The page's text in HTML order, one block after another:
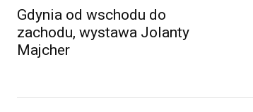
Gdynia od wschodu do
zachodu, wystawa Jolanty
Majcher